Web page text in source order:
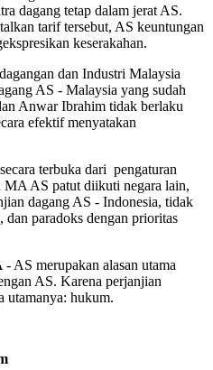
dagang tetap dalam jerat AS.
tarif tersebut, AS keuntungan
keserakahan.
dan Industri Malaysia
AS - Malaysia yang sudah
Anwar Ibrahim tidak berlaku
efektif menyatakan
terbuka dari pengaturan
MA AS patut diikuti negara lain,
dagang AS - Indonesia, tidak
dan paradoks dengan prioritas
AS merupakan alasan utama
AS. Karena perjanjian
utamanya: hukum.